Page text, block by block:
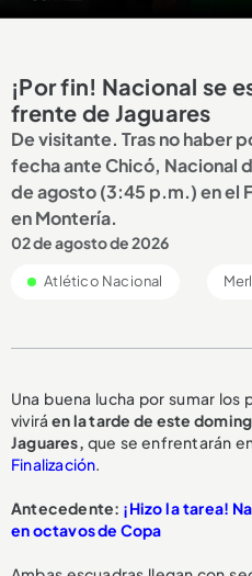
¡Por fin! Nacional se
frente de Jaguares
De visitante. Tras no haber
fecha ante Chicó, Nacional
de agosto (3:45 p.m.) en el
en Montería.
02 de agosto de 2026
Atlético Nacional
Una buena lucha por sumar los
vivirá en la tarde de este
Jaguares, que se enfrentarán
Finalización.
Antecedente: ¡Hizo la tarea!
en octavos de Copa